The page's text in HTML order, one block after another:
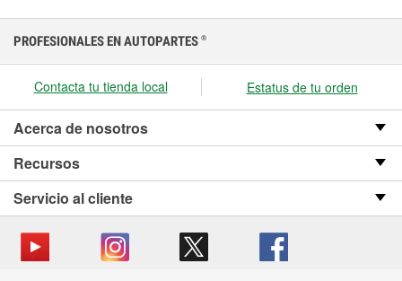
PROFESIONALES EN AUTOPARTES ®
Contacta tu tienda local Estatus de tu orden
Acerca de nosotros
Recursos
Servicio al cliente